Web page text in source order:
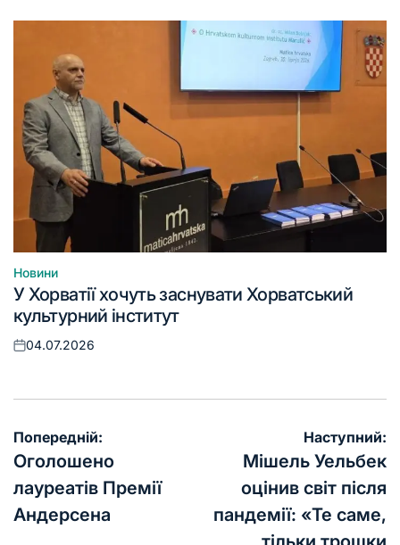
Опублікувати
у
Новини
У Хорватії хочуть заснувати Хорватський
культурний інститут
Оприлюднено
04.07.2026
Навігація
записів
Попередній:
Оголошено
лауреатів Премії
Андерсена
Наступний:
Мішель Уельбек
оцінив світ після
пандемії: «Те саме,